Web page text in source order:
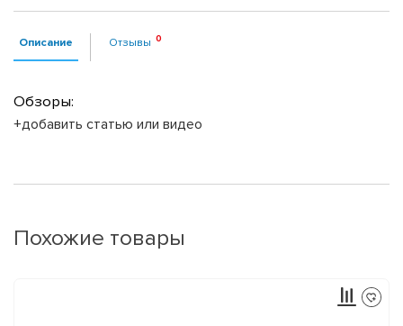
Описание Отзывы
Обзоры:
+добавить статью или видео
Похожие товары